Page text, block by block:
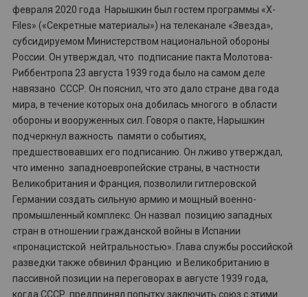
февраля 2020 года Нарышкин был гостем программы «X-
Files» («Секретные материалы») на телеканале «Звезда»,
субсидируемом Министерством национальной обороны
России. Он утверждал, что подписание пакта Молотова-
Риббентропа 23 августа 1939 года было на самом деле
навязано СССР. Он пояснил, что это дало стране два года
мира, в течение которых она добилась многого в области
обороны и вооруженных сил. Говоря о пакте, Нарышкин
подчеркнул важность памяти о событиях,
предшествовавших его подписанию. Он лживо утверждал,
что именно западноевропейские страны, в частности
Великобритания и Франция, позволили гитлеровской
Германии создать сильную армию и мощный военно-
промышленный комплекс. Он назвал позицию западных
стран в отношении гражданской войны в Испании
«пронацистской нейтральностью». Глава службы российской
разведки также обвинил Францию и Великобританию в
пассивной позиции на переговорах в августе 1939 года,
когда СССР предпринял попытку заключить союз с этими